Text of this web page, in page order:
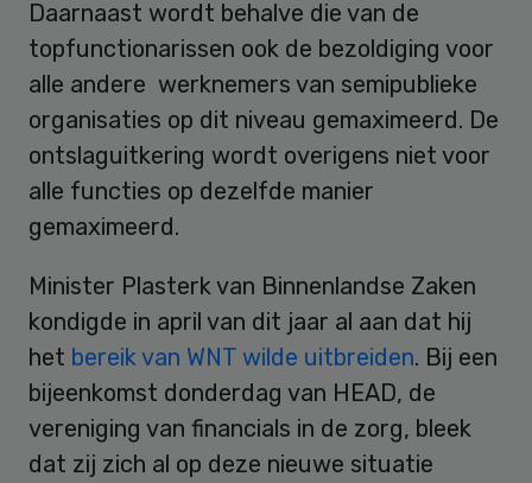
Daarnaast wordt behalve die van de
topfunctionarissen ook de bezoldiging voor
alle andere werknemers van semipublieke
organisaties op dit niveau gemaximeerd. De
ontslaguitkering wordt overigens niet voor
alle functies op dezelfde manier
gemaximeerd.
Minister Plasterk van Binnenlandse Zaken
kondigde in april van dit jaar al aan dat hij
het bereik van WNT wilde uitbreiden. Bij een
bijeenkomst donderdag van HEAD, de
vereniging van financials in de zorg, bleek
dat zij zich al op deze nieuwe situatie